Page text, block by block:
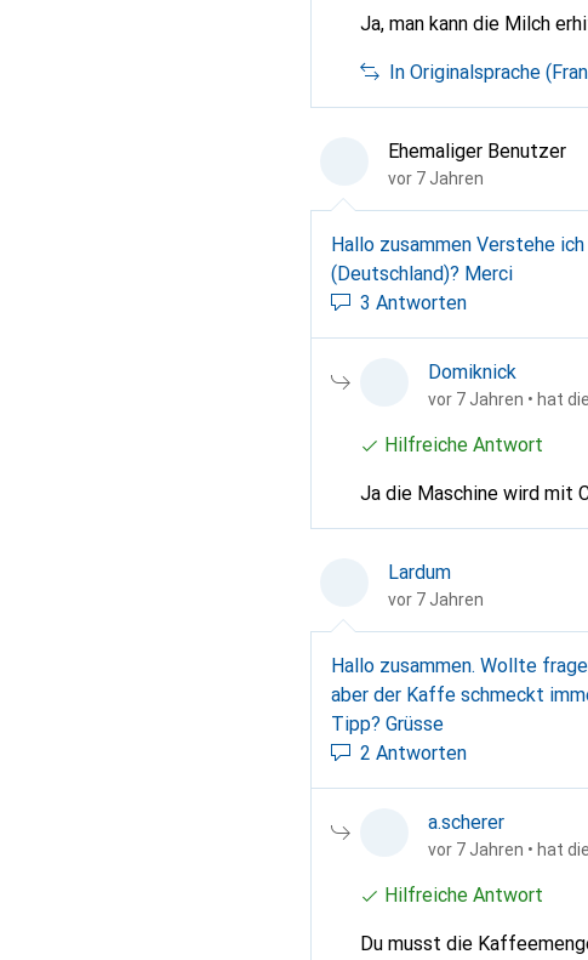
Ja, man kann die Milch
In Originalsprache
Ehemaliger Benutzer
vor 7 Jahren
Hallo zusammen Verstehe
(Deutschland)? Merci
3 Antworten
Domiknick
vor 7 Jahren • hat
Hilfreiche Antwort
Ja die Maschine wird mit
Lardum
vor 7 Jahren
Hallo zusammen. Wollte
aber der Kaffe schmeckt
Tipp? Grüsse
2 Antworten
a.scherer
vor 7 Jahren • hat
Hilfreiche Antwort
Du musst die Kaffeemenge zusätzlich verändern.